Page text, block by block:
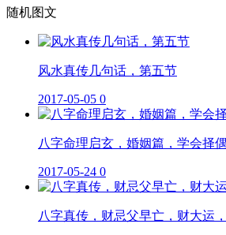
随机图文
风水真传几句话，第五节
2017-05-05 0
八字命理启玄，婚姻篇，学会择
2017-05-24 0
八字真传，财忌父早亡，财大运